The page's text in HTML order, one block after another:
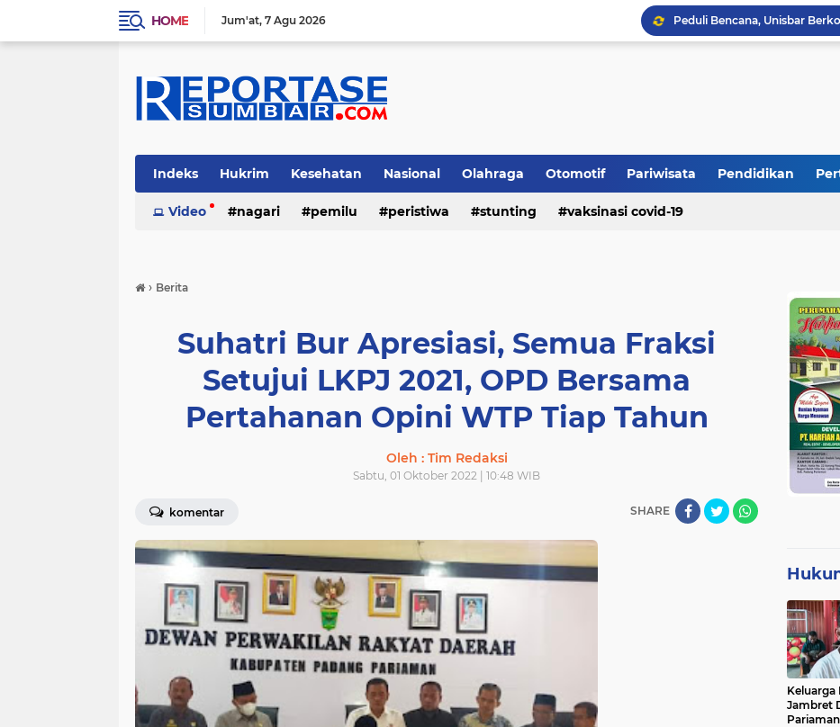
HOME Jum'at 7 Agu 2026
Indeks Hukrim Kesehatan Nasional Olahraga Otomotif Pariwisata Pendidikan
Video nagari pemilu peristiwa stunting vaksinasi covid-19
› Berita
Suhatri Bur Apresiasi, Semua Fraksi
Setujui LKPJ 2021, OPD Bersama
Pertahanan Opini WTP Tiap Tahun
Oleh : Tim Redaksi
Sabtu, 01 Oktober 2022 | 10:48 WIB
komentar SHARE
Keluarga
Jambret